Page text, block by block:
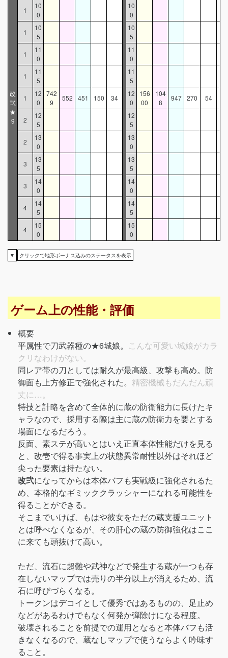
改
弐
★
9
1
10
0
10
0
1
10
5
10
5
1
11
0
11
0
1
11
5
11
5
1
12
0
742
9
552 451 150 34
12
0
156
00
104
8
947 270 54
2
12
5
12
5
2
13
0
13
0
3
13
5
13
5
3
14
0
14
0
4
14
5
14
5
4
15
0
15
0
▼ クリックで地形ボーナス込みのステータスを表示
ゲーム上の性能・評価
概要
平属性で刀武器種の★6城娘。 こんな可愛い城娘がカラ
クリなわけがない。
同レア帯の刀としては耐久が最高級、攻撃も高め。防
御面も上方修正で強化された。 精密機械もだんだん頑
丈に…。
特技と計略を含めて全体的に蔵の防衛能力に長けたキ
ャラなので、採用する際は主に蔵の防衛力を要とする
場面になるだろう。
反面、素ステが高いとはいえ正直本体性能だけを見る
と、改壱で得る事実上の状態異常耐性以外はそれほど
尖った要素は持たない。
改弐になってからは本体バフも実戦級に強化されるた
め、本格的なギミッククラッシャーになれる可能性を
得ることができる。
そこまでいけば、もはや彼女をただの蔵支援ユニット
とは呼べなくなるが、その肝心の蔵の防御強化はここ
に来ても頭抜けて高い。
ただ、流石に超難や武神などで発生する蔵が一つも存
在しないマップでは売りの半分以上が消えるため、流
石に呼びづらくなる。
トークンはデコイとして優秀ではあるものの、足止め
などがあるわけでもなく何発か弾除けになる程度。
破壊されることを前提での運用となると本体バフも活
きなくなるので、蔵なしマップで使うならよく吟味す
ること。